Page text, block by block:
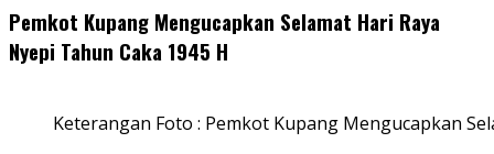
Pemkot Kupang Mengucapkan Selamat Hari Raya
Nyepi Tahun Caka 1945 H
Keterangan Foto : Pemkot Kupang Mengucapkan